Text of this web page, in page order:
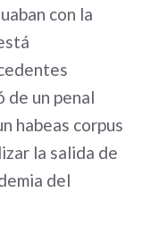
con la
de un penal
habeas corpus
la salida de
del